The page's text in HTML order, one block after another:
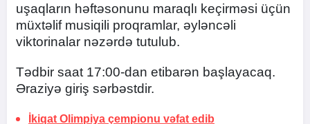
uşaqların həftəsonunu maraqlı keçirməsi üçün
müxtəlif musiqili proqramlar, əyləncəli
viktorinalar nəzərdə tutulub.
Tədbir saat 17:00-dan etibarən başlayacaq.
Əraziyə giriş sərbəstdir.
İkiqat Olimpiya çempionu vəfat edib